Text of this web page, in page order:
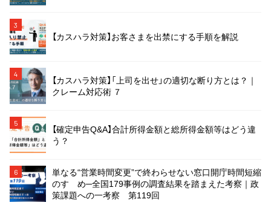
3
【カスハラ対策】お客さまを出禁にする手順を解説
4
【カスハラ対策】「上司を出せ」の適切な断り方とは？｜
クレーム対応術 ７
5
【確定申告Q&A】合計所得金額と総所得金額等はどう違
う？
6
単なる“営業時間変更”で終わらせない窓口開庁時間短縮
のすゝめ─全国179事例の調査結果を踏まえた考察｜政
策課題への一考察 第119回